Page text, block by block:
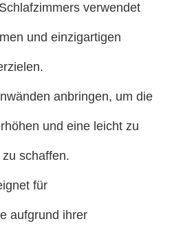
verwendet
und einzigartigen
anbringen, um die
und eine leicht zu
schaffen.
für
aufgrund ihrer